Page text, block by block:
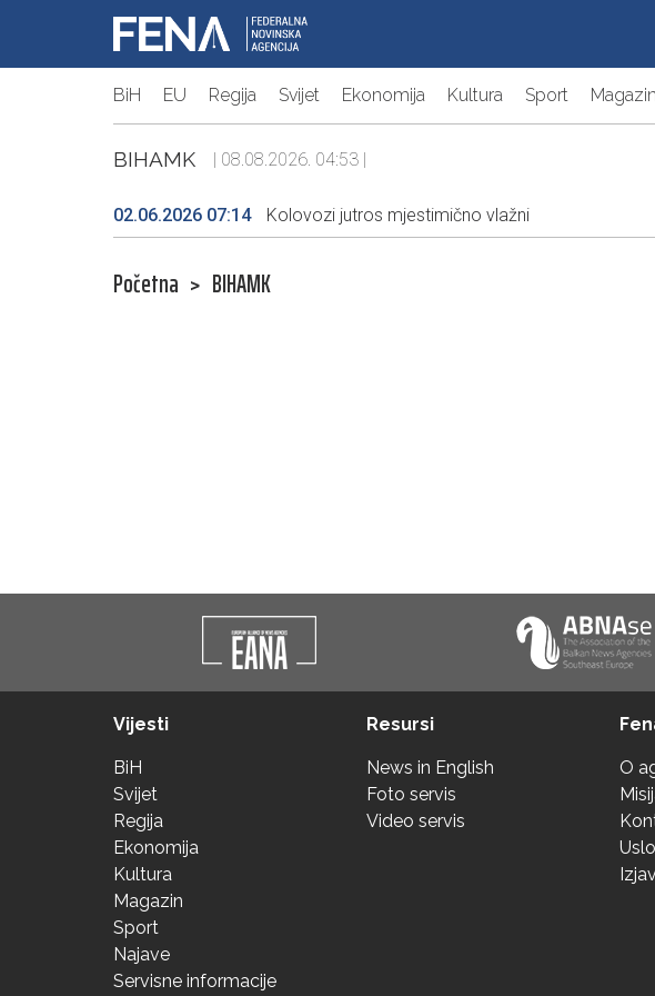
BiH EU Regija Svijet Ekonomija Kultura Sport Magazin
BIHAMK | 08.08.2026. 04:53 |
02.06.2026 07:14 Kolovozi jutros mjestimično vlažni
Početna > BIHAMK
Vijesti
BiH
Svijet
Regija
Ekonomija
Kultura
Magazin
Sport
Najave
Servisne informacije
Resursi
News in English
Foto servis
Video servis
O